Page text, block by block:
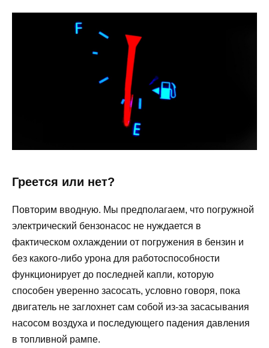
Греется или нет?
Повторим вводную. Мы предполагаем, что погружной
электрический бензонасос не нуждается в
фактическом охлаждении от погружения в бензин и
без какого-либо урона для работоспособности
функционирует до последней капли, которую
способен уверенно засосать, условно говоря, пока
двигатель не заглохнет сам собой из-за засасывания
насосом воздуха и последующего падения давления
в топливной рампе.